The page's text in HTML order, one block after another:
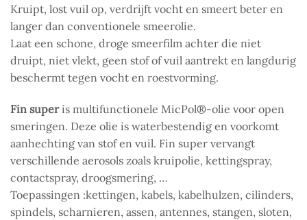
Kruipt, lost vuil op, verdrijft vocht en smeert beter en
langer dan conventionele smeerolie.
Laat een schone, droge smeerfilm achter die niet
druipt, niet vlekt, geen stof of vuil aantrekt en langdurig
beschermt tegen vocht en roestvorming.
Fin superis multifunctionele MicPol®-olie voor open
smeringen. Deze olie is waterbestendig en voorkomt
aanhechting van stof en vuil. Fin super vervangt
verschillende aerosols zoals kruipolie, kettingspray,
contactspray, droogsmering, …
Toepassingen :kettingen, kabels, kabelhulzen, cilinders,
spindels, scharnieren, assen, antennes, stangen, sloten,